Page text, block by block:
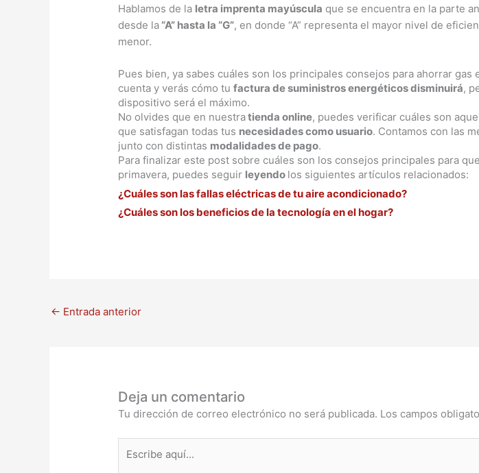
Hablamos de la letra imprenta mayúscula que se encuentra en la parte
desde la “A” hasta la “G”, en donde “A” representa el mayor nivel de
menor.
Pues bien, ya sabes cuáles son los principales consejos para ahorrar gas
cuenta y verás cómo tufactura de suministros energéticos disminuirá,
dispositivo será el máximo.
No olvides que en nuestratienda online, puedes verificar cuáles son
que satisfagan todas tus necesidades como usuario. Contamos con las
junto con distintas modalidades de pago.
Para finalizar este post sobre cuáles son los consejos principales para
primavera, puedes seguir leyendo los siguientes artículos relacionados:
¿Cuáles son las fallas eléctricas de tu aire acondicionado?
¿Cuáles son los beneficios de la tecnología en el hogar?
← Entrada anterior
Deja un comentario
Tu dirección de correo electrónico no será publicada. Los campos
aquí...